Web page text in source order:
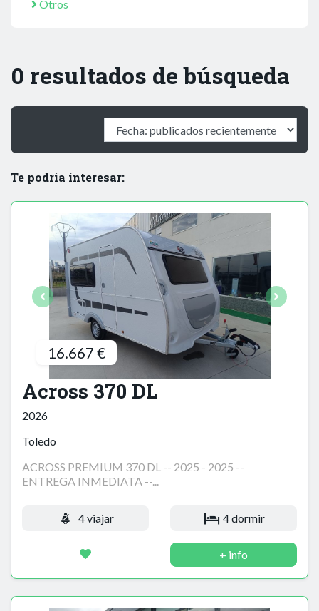
Otros
0 resultados de búsqueda
Te podría interesar:
16.667 €
Across 370 DL
2026
Toledo
ACROSS PREMIUM 370 DL -- 2025 - 2025 --
ENTREGA INMEDIATA --...
4 viajar 4 dormir
+ info